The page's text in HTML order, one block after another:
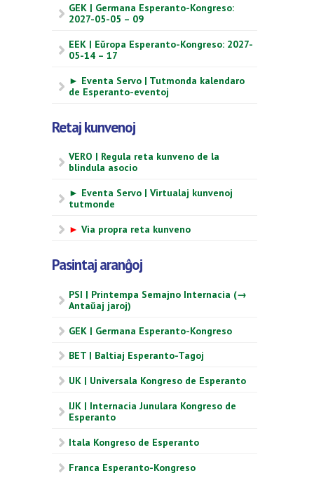
GEK | Germana Esperanto-Kongreso:
2027-05-05 – 09
EEK | Eŭropa Esperanto-Kongreso: 2027-
05-14 – 17
► Eventa Servo | Tutmonda kalendaro
de Esperanto-eventoj
Retaj kunvenoj
VERO | Regula reta kunveno de la
blindula asocio
► Eventa Servo | Virtualaj kunvenoj
tutmonde
► Via propra reta kunveno
Pasintaj aranĝoj
PSI | Printempa Semajno Internacia (→
Antaŭaj jaroj)
GEK | Germana Esperanto-Kongreso
BET | Baltiaj Esperanto-Tagoj
UK | Universala Kongreso de Esperanto
IJK | Internacia Junulara Kongreso de
Esperanto
Itala Kongreso de Esperanto
Franca Esperanto-Kongreso